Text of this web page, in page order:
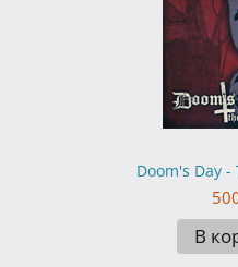
Doom's Day -
В